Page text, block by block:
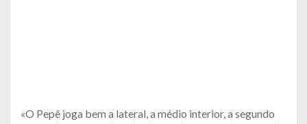
«O Pepê joga bem a lateral, a médio interior, a segundo